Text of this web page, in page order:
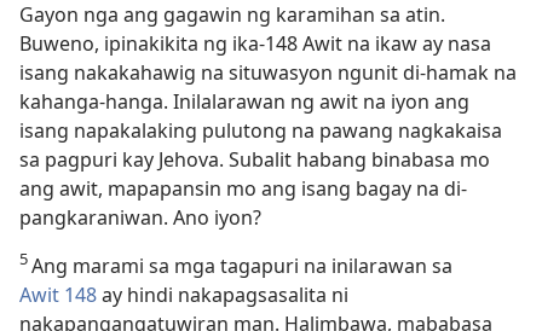
Gayon nga ang gagawin ng karamihan sa atin.
Buweno, ipinakikita ng ika-148 Awit na ikaw ay nasa
isang nakakahawig na situwasyon ngunit di-hamak na
kahanga-hanga. Inilalarawan ng awit na iyon ang
isang napakalaking pulutong na pawang nagkakaisa
sa pagpuri kay Jehova. Subalit habang binabasa mo
ang awit, mapapansin mo ang isang bagay na di-
pangkaraniwan. Ano iyon?
5Ang marami sa mga tagapuri na inilarawan sa
Awit 148ay hindi nakapagsasalita ni
nakapangangatuwiran man. Halimbawa, mababasa